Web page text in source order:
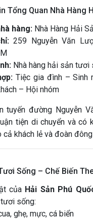
Tổng Quan Nhà Hàng
hàng: Nhà Hàng Hải
259 Nguyễn Văn
Nhà hàng hải sản tươi
Tiệc gia đình – Sinh
– Hội nhóm
tuyến đường Nguyễn
tiện di chuyển và có
cả khách lẻ và đoàn
Sống – Chế Biến
của Hải Sản Phú
sống:
ghẹ, mực, cá biển